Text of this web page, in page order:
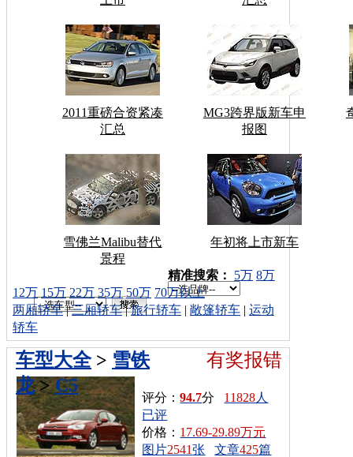
2011重磅合资紧凑
汇总
MG3跨界版新车申
报图
雪佛兰Malibu替代
景程
年初将上市新车
车型搜索：
精准搜索： 5万 8万
12万 15万 22万 35万 50万 70万以上
两厢轿车|三厢轿车|旅行轿车 | 敞篷轿车 | 运动
轿车
有奖报错
车型大全> 雪铁
龙>C5
评分：94.7分 11828人
已评
价格： 17.69-29.89万元
图片2541张 文章425篇